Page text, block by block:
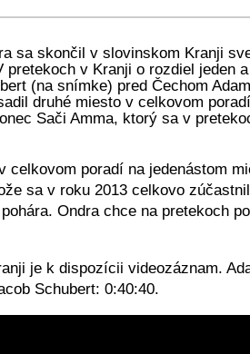
sa skončil v slovinskom Kranji
pretekoch v Kranji o rozdiel jeden
(na snímke) pred Čechom
druhé miesto v celkovom
Sači Amma, ktorý sa v
celkovom poradí na jedenástom
sa v roku 2013 celkovo
Ondra chce na pretekoch
je k dispozícii videozáznam.
Schubert: 0:40:40.